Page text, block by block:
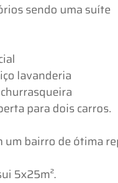
sendo uma suíte
lavanderia
para dois carros.
um bairro de ótima
5x25m².